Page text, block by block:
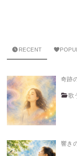
RECENT
奇跡
歌
響き